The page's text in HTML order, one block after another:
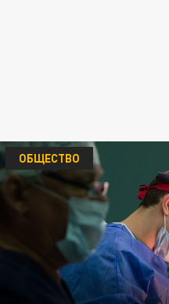
ОБЩЕСТВО